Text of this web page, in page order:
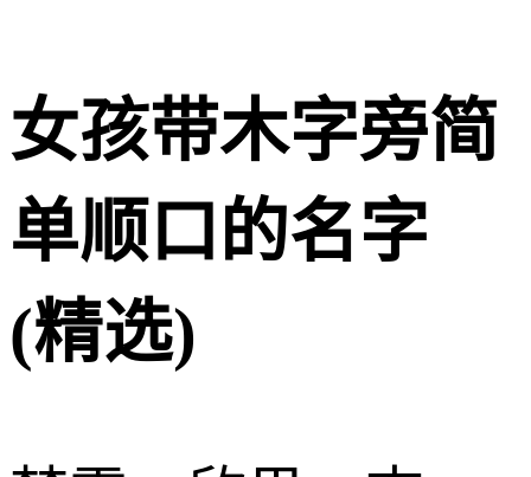
女孩带木字旁简
单顺口的名字
(精选)